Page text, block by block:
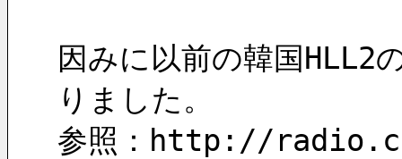
因みに以前の韓国HLL2
りました。
参照：http://